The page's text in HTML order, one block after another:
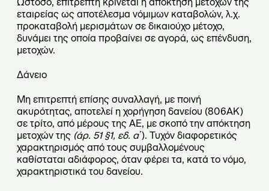
εταιρείας ως αποτέλεσμα νόμιμων καταβολών, λ.χ.
προκαταβολή μερισμάτων σε δικαιούχο μέτοχο,
δυνάμει της οποία προβαίνει σε αγορά, ως επένδυση,
μετοχών.
Δάνειο
Μη επιτρεπτή επίσης συναλλαγή, με ποινή
ακυρότητας, αποτελεί η χορήγηση δανείου (806ΑΚ)
σε τρίτο, από μέρους της ΑΕ, με σκοπό την απόκτηση
μετοχών της (άρ. 51 §1, εδ. α΄). Τυχόν διαφορετικός
χαρακτηρισμός από τους συμβαλλομένους
καθίσταται αδιάφορος, όταν φέρει τα, κατά το νόμο,
χαρακτηριστικά του δανείου.